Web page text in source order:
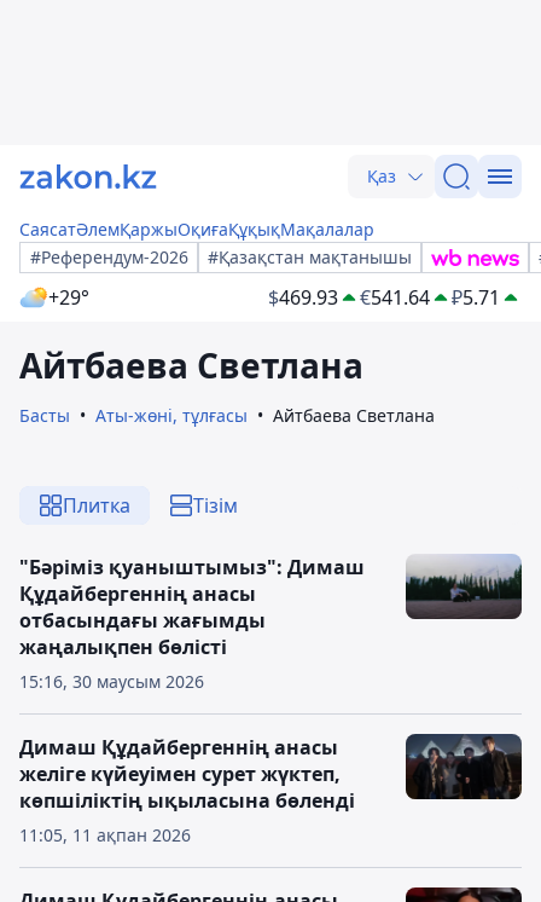
Қаз
СаясатӘлемҚаржыОқиғаҚұқықМақалалар
#Референдум-2026
#Қазақстан мақтанышы
+29° $469.93 €541.64 ₽5.71
Айтбаева Светлана
Басты Аты-жөні, тұлғасы Айтбаева Светлана
Плитка Тізім
15:16, 30 маусым 2026
"Бәріміз қуаныштымыз": Димаш
Құдайбергеннің анасы
отбасындағы жағымды
жаңалықпен бөлісті
11:05, 11 ақпан 2026
Димаш Құдайбергеннің анасы
желіге күйеуімен сурет жүктеп,
көпшіліктің ықыласына бөленді